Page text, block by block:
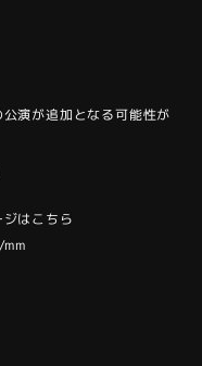
演が追加となる可能性が
はこちら